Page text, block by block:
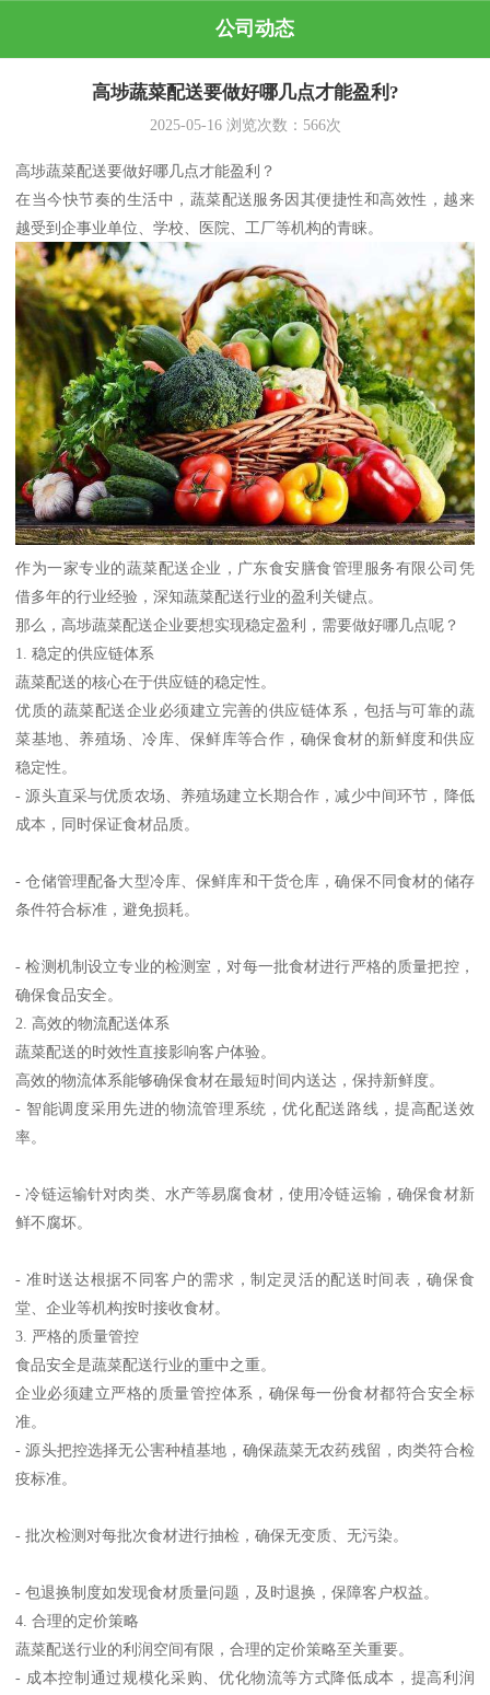
公司动态
高埗蔬菜配送要做好哪几点才能盈利?
2025-05-16浏览次数： 566次
高埗蔬菜配送要做好哪几点才能盈利？
在当今快节奏的生活中，蔬菜配送服务因其便捷性和高效性，越来
越受到企事业单位、学校、医院、工厂等机构的青睐。
作为一家专业的蔬菜配送企业，广东食安膳食管理服务有限公司凭
借多年的行业经验，深知蔬菜配送行业的盈利关键点。
那么，高埗蔬菜配送企业要想实现稳定盈利，需要做好哪几点呢？
1. 稳定的供应链体系
蔬菜配送的核心在于供应链的稳定性。
优质的蔬菜配送企业必须建立完善的供应链体系，包括与可靠的蔬
菜基地、养殖场、冷库、保鲜库等合作，确保食材的新鲜度和供应
稳定性。
- 源头直采与优质农场、养殖场建立长期合作，减少中间环节，降低
成本，同时保证食材品质。
- 仓储管理配备大型冷库、保鲜库和干货仓库，确保不同食材的储存
条件符合标准，避免损耗。
- 检测机制设立专业的检测室，对每一批食材进行严格的质量把控，
确保食品安全。
2. 高效的物流配送体系
蔬菜配送的时效性直接影响客户体验。
高效的物流体系能够确保食材在最短时间内送达，保持新鲜度。
- 智能调度采用先进的物流管理系统，优化配送路线，提高配送效
率。
- 冷链运输针对肉类、水产等易腐食材，使用冷链运输，确保食材新
鲜不腐坏。
- 准时送达根据不同客户的需求，制定灵活的配送时间表，确保食
堂、企业等机构按时接收食材。
3. 严格的质量管控
食品安全是蔬菜配送行业的重中之重。
企业必须建立严格的质量管控体系，确保每一份食材都符合安全标
准。
- 源头把控选择无公害种植基地，确保蔬菜无农药残留，肉类符合检
疫标准。
- 批次检测对每批次食材进行抽检，确保无变质、无污染。
- 包退换制度如发现食材质量问题，及时退换，保障客户权益。
4. 合理的定价策略
蔬菜配送行业的利润空间有限，合理的定价策略至关重要。
- 成本控制通过规模化采购、优化物流等方式降低成本，提高利润